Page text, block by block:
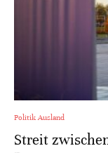
Politik Ausland
Streit